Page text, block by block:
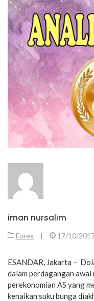
iman nursalim
Forex | 17/10/
ESANDAR, Jakarta –
dalam perdagangan
perekonomian AS yang
kenaikan suku bunga